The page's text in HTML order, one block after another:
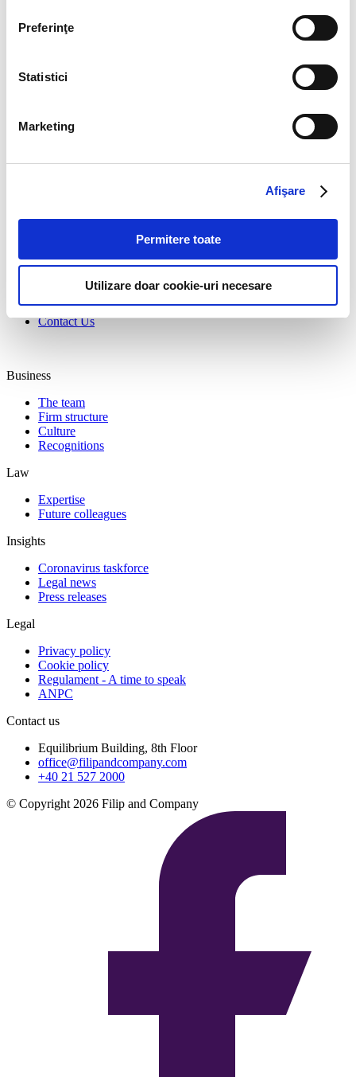
Preferinţe
Statistici
Marketing
Afişare
Permitere toate
Utilizare doar cookie-uri necesare
Send message
Manifesto
Contact Us
Business
The team
Firm structure
Culture
Recognitions
Law
Expertise
Future colleagues
Insights
Coronavirus taskforce
Legal news
Press releases
Legal
Privacy policy
Cookie policy
Regulament - A time to speak
ANPC
Contact us
Equilibrium Building, 8th Floor
office@filipandcompany.com
+40 21 527 2000
© Copyright 2026 Filip and Company